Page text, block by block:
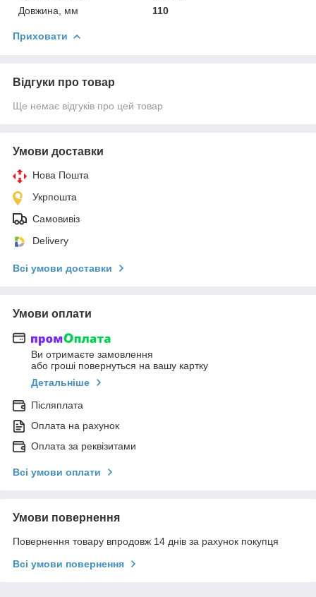
Довжина, мм
110
Приховати
Відгуки про товар
Ще немає відгуків про цей товар
Умови доставки
Нова Пошта
Укрпошта
Самовивіз
Delivery
Всі умови доставки
Умови оплати
Ви отримаєте замовлення
або гроші повернуться на вашу картку
Детальніше
Післяплата
Оплата на рахунок
Оплата за реквізитами
Всі умови оплати
Умови повернення
Повернення товару впродовж 14 днів за рахунок покупця
Всі умови повернення